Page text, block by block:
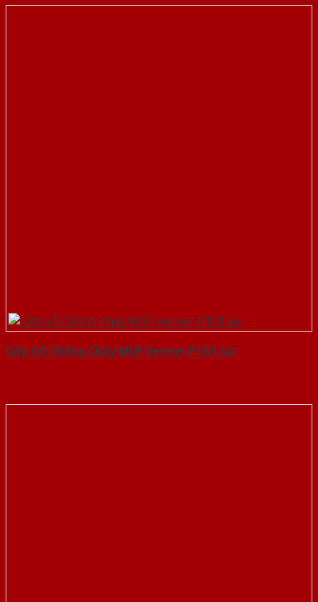
Cửa Gỗ Chống Cháy MDF Veneer P1G1 soi